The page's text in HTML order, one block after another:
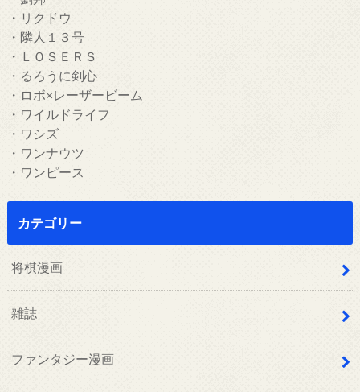
・リクドウ
・隣人１３号
・ＬＯＳＥＲＳ
・るろうに剣心
・ロボ×レーザービーム
・ワイルドライフ
・ワシズ
・ワンナウツ
・ワンピース
カテゴリー
将棋漫画
雑誌
ファンタジー漫画